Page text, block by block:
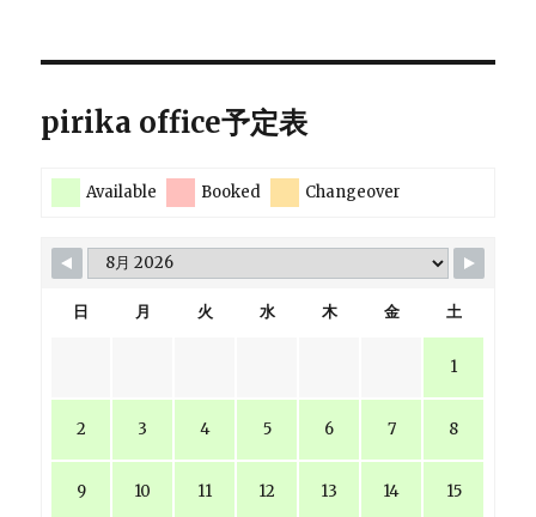
pirika office予定表
Available Booked Changeover
日 月 火 水 木 金 土
1
2 3 4 5 6 7 8
9 10 11 12 13 14 15